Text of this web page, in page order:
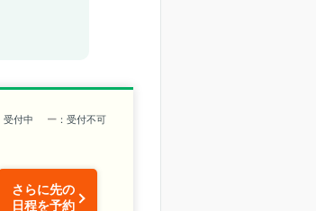
受付中 ー ：受付不可
さらに先の
日程を予約